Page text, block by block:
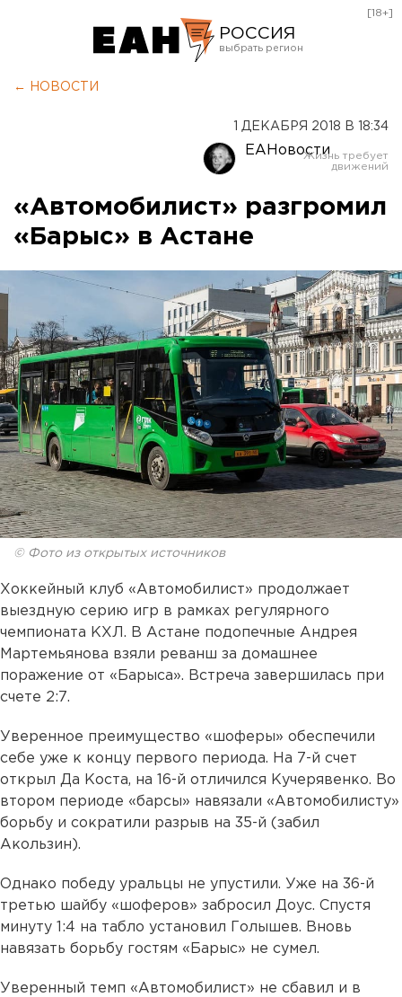
РОССИЯ
Оренбург
[18+]
← НОВОСТИ
1 ДЕКАБРЯ 2018 В 18:34
ЕАНовости
«Автомобилист» разгромил
«Барыс» в Астане
© Фото из открытых источников
Хоккейный клуб «Автомобилист» продолжает
выездную серию игр в рамках регулярного
чемпионата КХЛ. В Астане подопечные Андрея
Мартемьянова взяли реванш за домашнее
поражение от «Барыса». Встреча завершилась при
счете 2:7.
Уверенное преимущество «шоферы» обеспечили
себе уже к концу первого периода. На 7-й счет
открыл Да Коста, на 16-й отличился Кучерявенко. Во
втором периоде «барсы» навязали «Автомобилисту»
борьбу и сократили разрыв на 35-й (забил
Акользин).
Однако победу уральцы не упустили. Уже на 36-й
третью шайбу «шоферов» забросил Доус. Спустя
минуту 1:4 на табло установил Голышев. Вновь
навязать борьбу гостям «Барыс» не сумел.
Уверенный темп «Автомобилист» не сбавил и в